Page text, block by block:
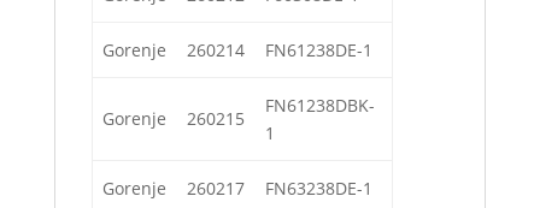
Gorenje 260214 FN61238DE-1
Gorenje 260215
FN61238DBK-
1
Gorenje 260217 FN63238DE-1